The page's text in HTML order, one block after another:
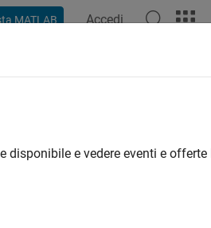
MATLAB Accedi
collegati al mattoncino EV3
collegati al mattoncino EV3
e vedere eventi e